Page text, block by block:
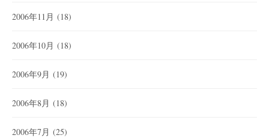
2006年11月 (18)
2006年10月 (18)
2006年9月 (19)
2006年8月 (18)
2006年7月 (25)